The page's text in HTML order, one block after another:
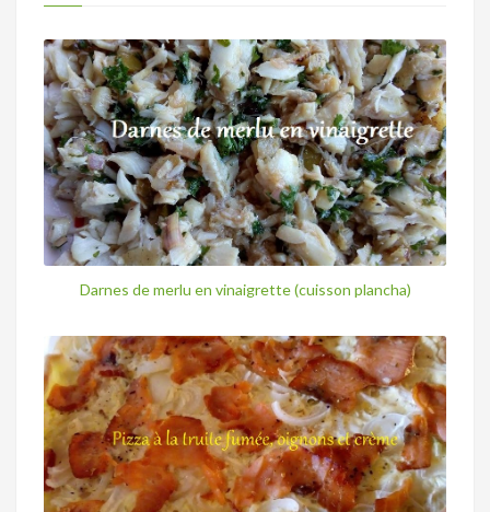
Darnes de merlu en vinaigrette (cuisson plancha)